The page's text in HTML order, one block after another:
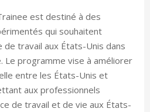
est destiné à des
qui souhaitent
de travail aux États-Unis dans
Le programme vise à améliorer
entre les États-Unis et
aux professionnels
de travail et de vie aux États-